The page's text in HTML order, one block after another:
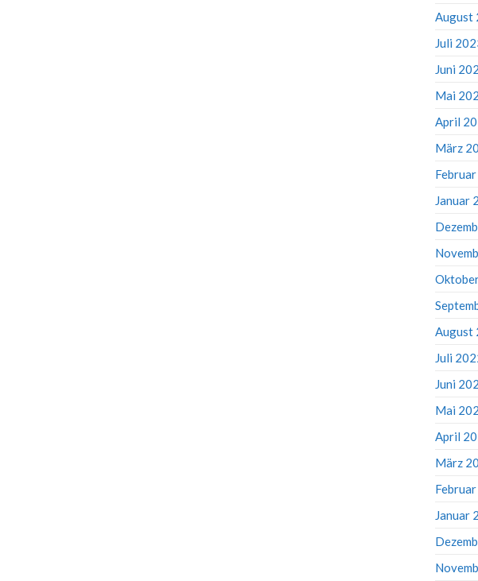
August
Juli
Juni
Mai
April
März
Januar
August
Juli
Juni
Mai
April
März
Januar